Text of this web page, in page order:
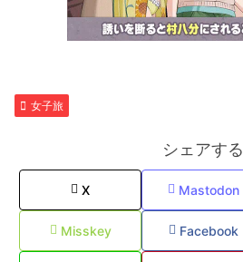
女子旅
シェアする
X Mastodon
Misskey Facebook